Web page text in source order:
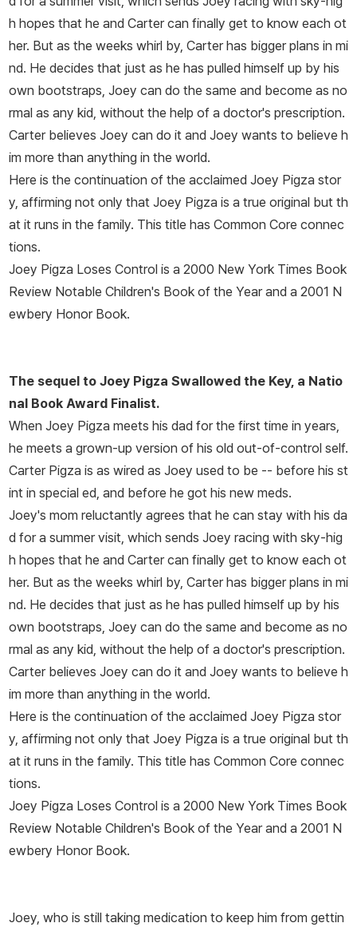
h hopes that he and Carter can finally get to know each ot
her. But as the weeks whirl by, Carter has bigger plans in mi
nd. He decides that just as he has pulled himself up by his
own bootstraps, Joey can do the same and become as no
rmal as any kid, without the help of a doctor's prescription.
Carter believes Joey can do it and Joey wants to believe h
im more than anything in the world.
Here is the continuation of the acclaimed Joey Pigza stor
y, affirming not only that Joey Pigza is a true original but th
at it runs in the family. This title has Common Core connec
tions.
Joey Pigza Loses Control is a 2000 New York Times Book
Review Notable Children's Book of the Year and a 2001 N
ewbery Honor Book.
The sequel to Joey Pigza Swallowed the Key, a Natio
nal Book Award Finalist.
When Joey Pigza meets his dad for the first time in years,
he meets a grown-up version of his old out-of-control self.
Carter Pigza is as wired as Joey used to be -- before his st
int in special ed, and before he got his new meds.
Joey's mom reluctantly agrees that he can stay with his da
d for a summer visit, which sends Joey racing with sky-hig
h hopes that he and Carter can finally get to know each ot
her. But as the weeks whirl by, Carter has bigger plans in mi
nd. He decides that just as he has pulled himself up by his
own bootstraps, Joey can do the same and become as no
rmal as any kid, without the help of a doctor's prescription.
Carter believes Joey can do it and Joey wants to believe h
im more than anything in the world.
Here is the continuation of the acclaimed Joey Pigza stor
y, affirming not only that Joey Pigza is a true original but th
at it runs in the family. This title has Common Core connec
tions.
Joey Pigza Loses Control is a 2000 New York Times Book
Review Notable Children's Book of the Year and a 2001 N
ewbery Honor Book.
Joey, who is still taking medication to keep him from gettin